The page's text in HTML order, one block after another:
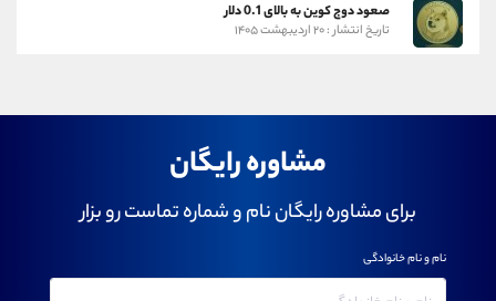
صعود دوج کوین به بالای 0.1 دلار
تاریخ انتشار : ۲۰ اردیبهشت ۱۴۰۵
مشاوره رایگان
برای مشاوره رایگان نام و شماره تماست رو بزار
نام و نام خانوادگی